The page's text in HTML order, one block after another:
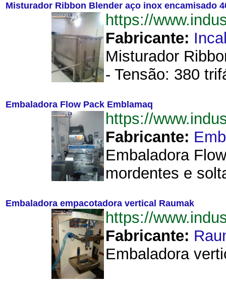
Misturador Ribbon Blender aço inox encamisado
https://
Fabricante:
Misturador
- Tensão: 380
Embaladora Flow Pack Emblamaq
https://
Fabricante:
Embaladora
mordentes e
Embaladora empacotadora vertical Raumak
https://
Fabricante:
Embaladora